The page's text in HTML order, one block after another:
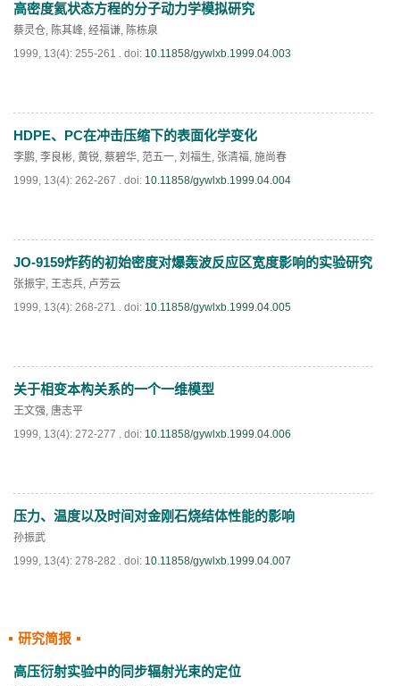
通知
PDF(749)
高密度氦状态方程的分子动力学模拟研究
蔡灵仓, 陈其峰, 经福谦, 陈栋泉
1999, 13(4): 255-261 . doi: 10.11858/gywlxb.1999.04.003
PDF(628)
HDPE、PC在冲击压缩下的表面化学变化
李鹏, 李良彬, 黄锐, 蔡碧华, 范五一, 刘福生, 张清福, 施尚春
1999, 13(4): 262-267 . doi: 10.11858/gywlxb.1999.04.004
PDF(628)
JO-9159炸药的初始密度对爆轰波反应区宽度影响的实验研究
张振宇, 王志兵, 卢芳云
1999, 13(4): 268-271 . doi: 10.11858/gywlxb.1999.04.005
PDF(743)
关于相变本构关系的一个一维模型
王文强, 唐志平
1999, 13(4): 272-277 . doi: 10.11858/gywlxb.1999.04.006
PDF(750)
压力、温度以及时间对金刚石烧结体性能的影响
孙振武
1999, 13(4): 278-282 . doi: 10.11858/gywlxb.1999.04.007
研究简报
高压衍射实验中的同步辐射光束的定位